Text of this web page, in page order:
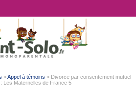
>Appel à témoins > Divorce par consentement mutuel
Les Maternelles de France 5